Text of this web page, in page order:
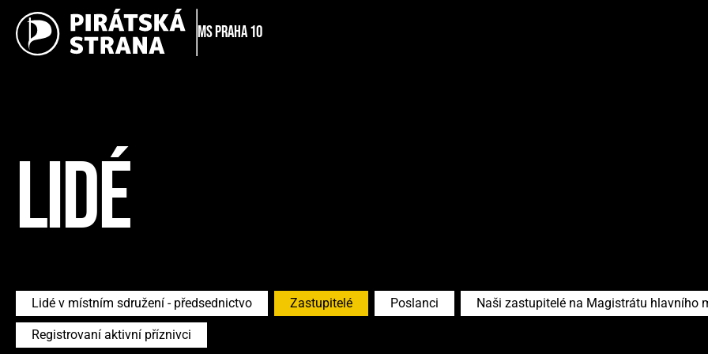
MS Praha 10
LIDÉ
Lidé v místním sdružení - předsednictvo Zastupitelé Poslanci Naši zastupitelé na Magistrátu hlavního
Registrovaní aktivní příznivci